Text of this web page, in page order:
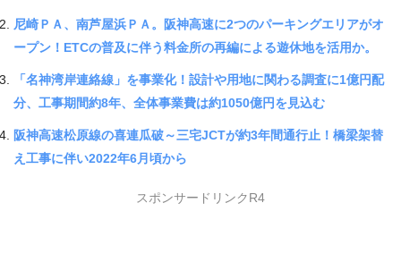
尼崎ＰＡ、南芦屋浜ＰＡ。阪神高速に2つのパーキングエリアがオ
ープン！ETCの普及に伴う料金所の再編による遊休地を活用か。
「名神湾岸連絡線」を事業化！設計や用地に関わる調査に1億円配
分、工事期間約8年、全体事業費は約1050億円を見込む
阪神高速松原線の喜連瓜破～三宅JCTが約3年間通行止！橋梁架替
え工事に伴い2022年6月頃から
スポンサードリンクR4